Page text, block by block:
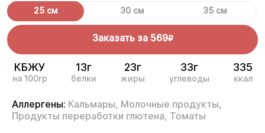
25 см 30 см 35 см
Заказать за 569R
КБЖУ
на 100гр
13г
белки
23г
жиры
33г
углеводы
335
ккал
Аллергены: Кальмары, Молочные продукты,
Продукты переработки глютена, Томаты